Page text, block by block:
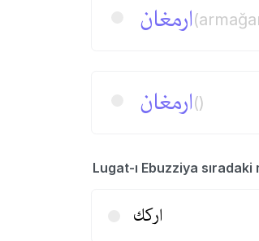
ارمغان
ارمغان()
Lugat-ı Ebuzziya sıradaki
اركك